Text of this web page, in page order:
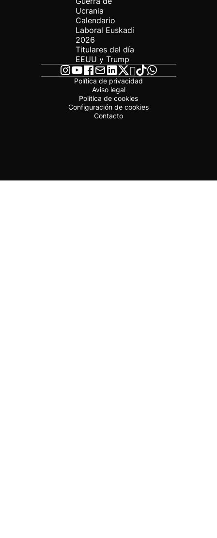
Ucrania
Calendario
Laboral Euskadi
2026
Titulares del día
EEUU y Trump
Política de privacidad
Aviso legal
Política de cookies
Configuración de cookies
Contacto